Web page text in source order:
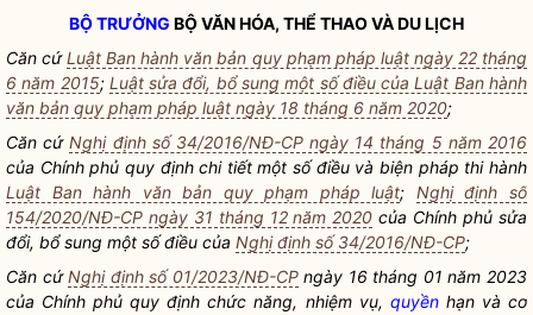
BỘ TRƯỞNG BỘ VĂN HÓA, THỂ THAO VÀ DU LỊCH
Căn cứLuật Ban hành văn bản quy phạm pháp luật ngày 22 tháng
6 năm 2015; Luật sửa đổi, bổ sung một số điều của Luật Ban hành
văn bản quy phạm pháp luật ngày 18 tháng 6 năm 2020;
Căn cứNghị định số 34/2016/NĐ-CP ngày 14 tháng 5 năm 2016
của Chính phủ quy định chi tiết một số điều và biện pháp thi hành
Luật Ban hành văn bản quy phạm pháp luật; Nghị định số
154/2020/NĐ-CP ngày 31 tháng 12 năm 2020 của Chính phủ sửa
đổi, bổ sung một số điều của Nghị định số 34/2016/NĐ-CP;
Căn cứNghị định số 01/2023/NĐ-CPngày 16 tháng 01 năm 2023
của Chính phủ quy định chức năng, nhiệm vụ, quyềnhạn và cơ